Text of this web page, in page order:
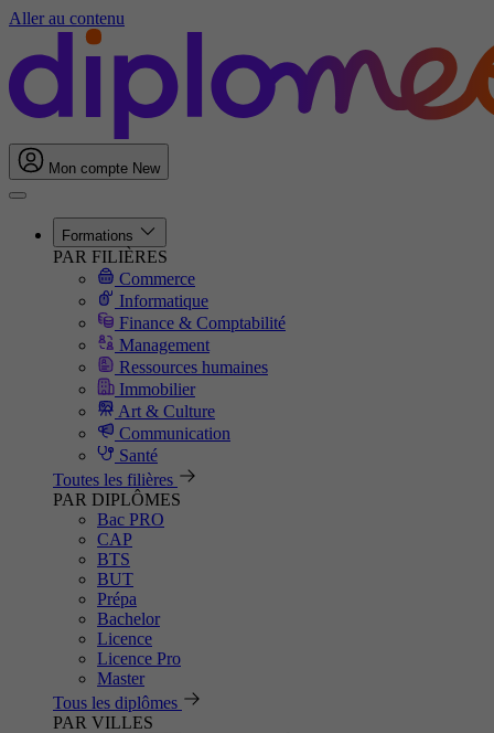
Aller au contenu
Mon compte New
Formations
PAR FILIÈRES
Commerce
Informatique
Finance & Comptabilité
Management
Ressources humaines
Immobilier
Art & Culture
Communication
Santé
Toutes les filières
PAR DIPLÔMES
Bac PRO
CAP
BTS
BUT
Prépa
Bachelor
Licence
Licence Pro
Master
Tous les diplômes
PAR VILLES